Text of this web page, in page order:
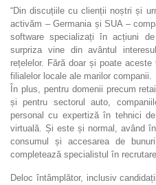
“Din discuțiile cu clienții noștri și
activăm – Germania și SUA –
software specializați în acțiuni
surpriza vine din avântul
rețelelor. Fără doar și poate
filialelor locale ale marilor companii.
În plus, pentru domenii precum
și pentru sectorul auto,
personal cu expertiză în tehnici
virtuală. Și este și normal, având
consumul și accesarea de
completează specialistul în
Deloc întâmplător, inclusiv